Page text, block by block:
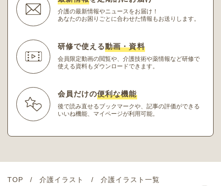
介護の最新情報やニュースをお届け！
あなたのお困りごとに合わせた情報もお送りします。
研修で使える動画・資料
会員限定動画の閲覧や、介護技術や薬情報など研修で
使える資料もダウンロードできます。
会員だけの便利な機能
後で読み直せるブックマークや、記事の評価ができる
いいね機能、マイページが利用可能。
TOP 介護イラスト 介護イラスト一覧